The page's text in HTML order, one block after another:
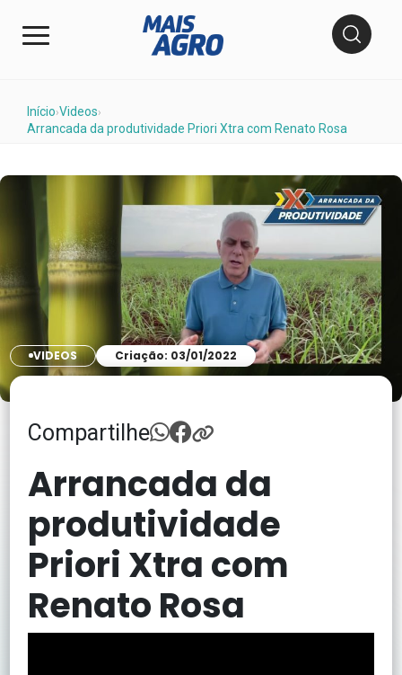
Início›Videos›
Arrancada da produtividade Priori Xtra com Renato Rosa
VIDEOS Criação: 03/01/2022
Compartilhe
Arrancada da
produtividade
Priori Xtra com
Renato Rosa